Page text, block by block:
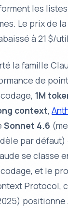
les
Le prix de
à 21 $/
la famille
de
1M
context,
Sonnet 4.6
par défaut)
se classe
et le
Protocol,